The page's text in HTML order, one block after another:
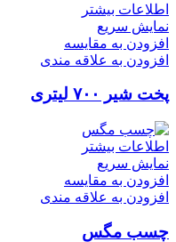
اطلاعات بیشتر
نمایش سریع
افزودن به مقایسه
افزودن به علاقه مندی
پخت شیر ۷۰۰ لیتری
اطلاعات بیشتر
نمایش سریع
افزودن به مقایسه
افزودن به علاقه مندی
چسب مگس